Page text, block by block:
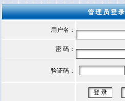
管 理 员 登 录
用户名：
密 码：
验证码：